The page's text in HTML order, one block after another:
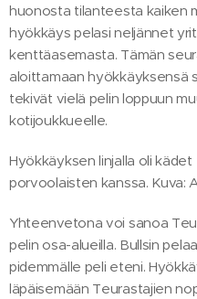
huonosta tilanteesta kaiken
hyökkäys pelasi neljännet
kenttäasemasta. Tämän
aloittamaan hyökkäyksensä
tekivät vielä pelin loppuun
kotijoukkueelle.
Hyökkäyksen linjalla oli
porvoolaisten kanssa. Kuva:
Yhteenvetona voi sanoa
pelin osa-alueilla. Bullsin
pidemmälle peli eteni.
läpäisemään Teurastajien